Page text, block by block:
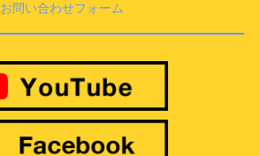
お問い合わせフォーム